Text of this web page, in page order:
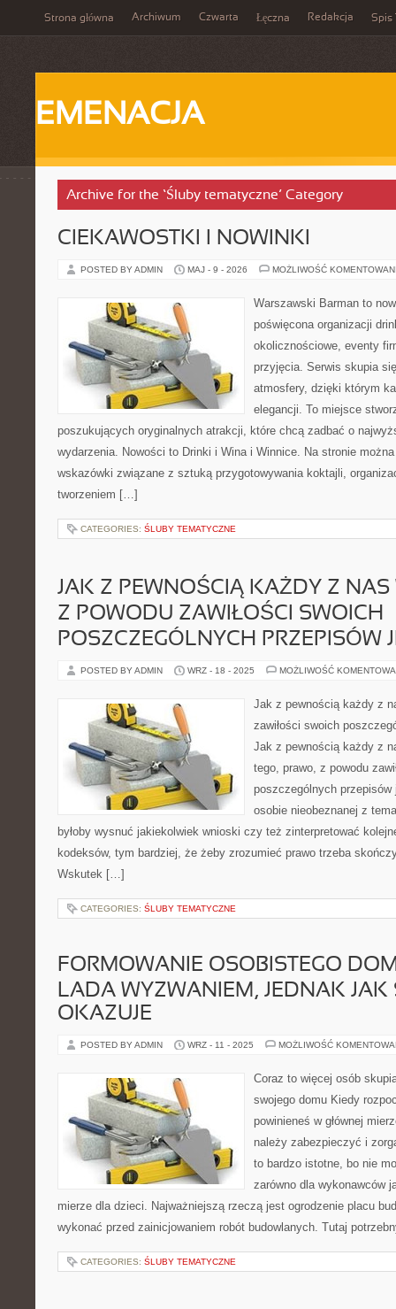
Strona główna Archiwum Czwarta Łęczna Redakcja Spis
EMENACJA
Archive for the ‘Śluby tematyczne’ Category
CIEKAWOSTKI I NOWINKI
POSTED BY ADMIN MAJ - 9 - 2026 MOŻLIWOŚĆ
Warszawski Barman to
poświęcona organizacji
okolicznościowe, eventy
przyjęcia. Serwis skupia
atmosfery, dzięki którym
elegancji. To miejsce
poszukujących oryginalnych atrakcji, które chcą zadbać o
wydarzenia. Nowości to Drinki i Wina i Winnice. Na stronie
wskazówki związane z sztuką przygotowywania koktajli,
tworzeniem […]
CATEGORIES: ŚLUBY TEMATYCZNE
JAK Z PEWNOŚCIĄ KAŻDY Z NAS
Z POWODU ZAWIŁOŚCI SWOICH
POSZCZEGÓLNYCH PRZEPISÓW
POSTED BY ADMIN WRZ - 18 - 2025 MOŻLIWOŚĆ
Jak z pewnością każdy z
zawiłości swoich
Jak z pewnością każdy z
tego, prawo, z powodu
poszczególnych przepisów
osobie nieobeznanej z
byłoby wysnuć jakiekolwiek wnioski czy też zinterpretować
kodeksów, tym bardziej, że żeby zrozumieć prawo trzeba
Wskutek […]
CATEGORIES: ŚLUBY TEMATYCZNE
FORMOWANIE OSOBISTEGO
LADA WYZWANIEM, JEDNAK JAK
OKAZUJE
POSTED BY ADMIN WRZ - 11 - 2025 MOŻLIWOŚĆ
Coraz to więcej osób
swojego domu Kiedy
powinieneś w głównej
należy zabezpieczyć i
to bardzo istotne, bo nie
zarówno dla wykonawców
mierze dla dzieci. Najważniejszą rzeczą jest ogrodzenie placu
wykonać przed zainicjowaniem robót budowlanych. Tutaj
CATEGORIES: ŚLUBY TEMATYCZNE